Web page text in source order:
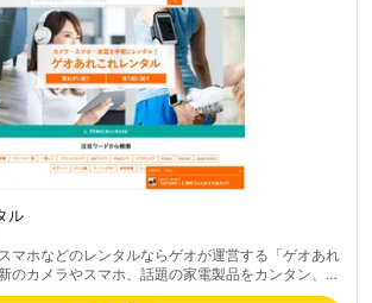
ル
マホなどのレンタルならゲオが運営する「ゲオあれ
のカメラやスマホ、話題の家電製品をカンタン、お
したり試したりできます。